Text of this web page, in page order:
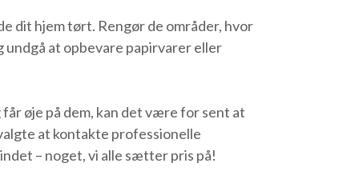
dit hjem tørt. Rengør de områder, hvor
at opbevare papirvarer eller
øje på dem, kan det være for sent at
at kontakte professionelle
– noget, vi alle sætter pris på!